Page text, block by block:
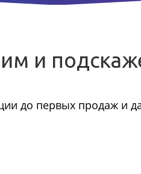
и
до первых продаж и